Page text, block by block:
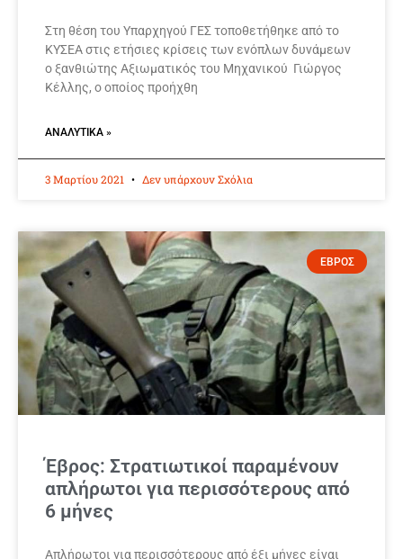
Στη θέση του Υπαρχηγού ΓΕΣ τοποθετήθηκε από το
ΚΥΣΕΑ στις ετήσιες κρίσεις των ενόπλων δυνάμεων
ο ξανθιώτης Αξιωματικός του Μηχανικού Γιώργος
Κέλλης, ο οποίος προήχθη
ΑΝΑΛΥΤΙΚΆ »
3 Μαρτίου 2021 Δεν υπάρχουν Σχόλια
ΕΒΡΟΣ
Έβρος: Στρατιωτικοί παραμένουν
απλήρωτοι για περισσότερους από
6 μήνες
Απλήρωτοι για περισσότερους από έξι μήνες είναι